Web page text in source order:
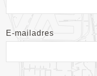
E-mailadres